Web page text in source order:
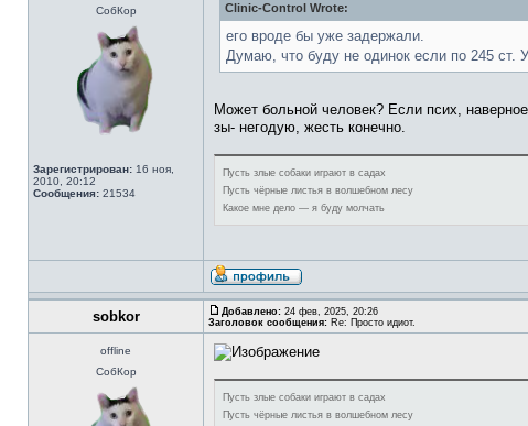
СобКор
Зарегистрирован: 16 ноя,
2010, 20:12
Сообщения: 21534
Clinic-Control Wrote:
его вроде бы уже задержали.
Думаю, что буду не одинок если по 245 ст.
Может больной человек? Если псих,
зы- негодую, жесть конечно.
Пусть злые собаки играют в садах
Пусть чёрные листья в волшебном лесу
Какое мне дело — я буду молчать
sobkor Добавлено: 24 фев, 2025, 20:26
Заголовок сообщения: Re: Просто идиот.
offline
СобКор
Пусть злые собаки играют в садах
Пусть чёрные листья в волшебном лесу